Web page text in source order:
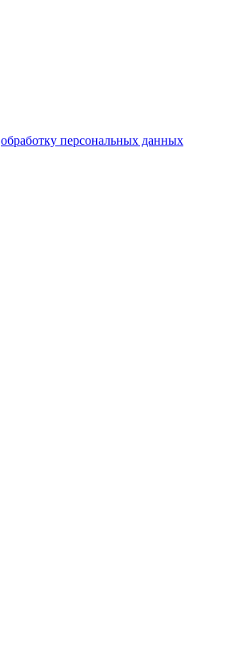
обработку персональных данных